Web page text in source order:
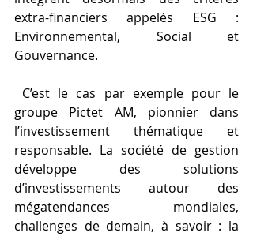
extra-financiers appelés ESG :
Environnemental, Social et
Gouvernance.
groupe Pictet AM, pionnier dans
l’investissement thématique et
responsable. La société de gestion
développe des solutions
d’investissements autour des
mégatendances mondiales,
challenges de demain, à savoir : la